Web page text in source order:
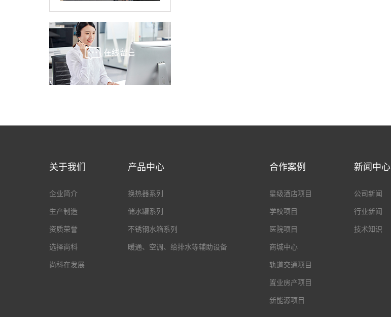
在线留言
关于我们
企业简介
生产制造
资质荣誉
选择尚科
尚科在发展
产品中心
换热器系列
储水罐系列
不锈钢水箱系列
暖通、空调、给排水等辅助设备
合作案例
星级酒店项目
学校项目
医院项目
商城中心
轨道交通项目
置业房产项目
新能源项目
新闻中心
公司新闻
行业新闻
技术知识